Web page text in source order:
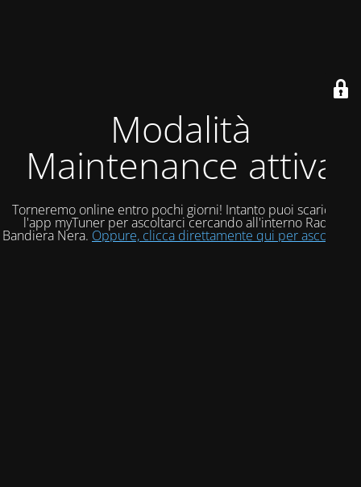
Modalità
Maintenance attiva
Torneremo online entro pochi giorni! Intanto puoi scaricare
l'app myTuner per ascoltarci cercando all'interno Radio
Bandiera Nera. Oppure, clicca direttamente qui per ascoltarci!